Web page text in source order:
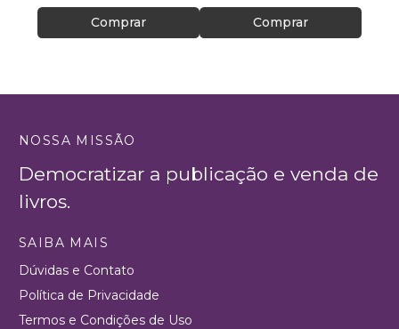
Comprar Comprar
NOSSA MISSÃO
Democratizar a publicação e venda de
livros.
SAIBA MAIS
Dúvidas e Contato
Política de Privacidade
Termos e Condições de Uso